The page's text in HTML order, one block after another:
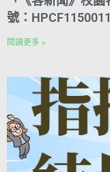
號：
閱讀更多 »